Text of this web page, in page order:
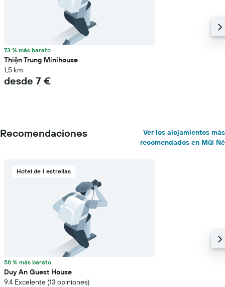
73 % más barato
Thiện Trung Minihouse
1,5 km
desde 7 €
Recomendaciones
Ver los alojamientos más
recomendados en Mũi Né
Hotel de 1 estrellas
58 % más barato
Duy An Guest House
9.4 Excelente (13 opiniones)